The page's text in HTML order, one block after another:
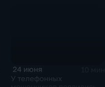
24 июня
У телефонных